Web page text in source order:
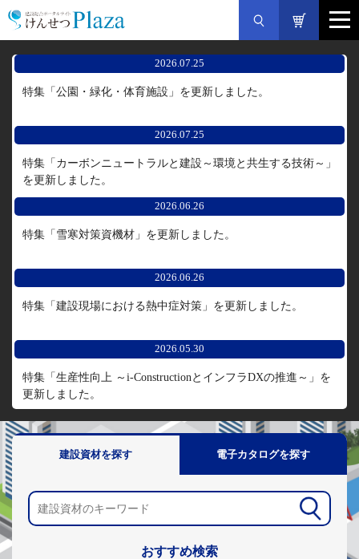
2026.07.25
特集「公園・緑化・体育施設」を更新しました。
2026.07.25
特集「カーボンニュートラルと建設～環境と共生する技術～」
を更新しました。
2026.06.26
特集「雪寒対策資機材」を更新しました。
2026.06.26
特集「建設現場における熱中症対策」を更新しました。
2026.05.30
特集「生産性向上 ～i-ConstructionとインフラDXの推進～」を
更新しました。
建設資材を探す 電子カタログを探す
おすすめ検索